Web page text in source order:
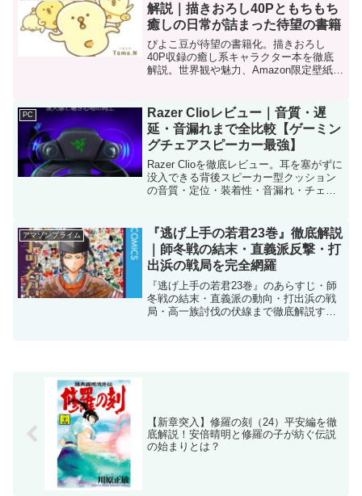
解説｜描きおろし40Pともちもち
癒しの日常が詰まった待望の書籍
ぴよこ豆が待望の書籍化。描きおろし
40P収録の癒し系キャラクター本を徹底
解説。世界観や魅力、Amazon限定壁紙特
PC
Razer Clioレビュー｜音質・遅
延・音漏れまで全比較【ゲーミン
グチェアスピーカー最強】
Razer Clioを徹底レビュー。耳を塞がずに
没入できる背後スピーカー型クッション
の音質・定位・装着性・音漏れ・チェア
アマゾンプライム
『逃げ上手の若君23巻』徹底解説
｜師冬戦の結末・直義派反撃・打
出浜の戦局を完全網羅
『逃げ上手の若君23巻』のあらすじ・師
冬戦の結末・直義派の動向・打出浜の戦
局・高一族討伐の伏線まで徹底解説する
【新章突入】修羅の刻（24）平安編を徹
底解説！安倍晴明と修羅の子が紡ぐ伝説
の始まりとは？